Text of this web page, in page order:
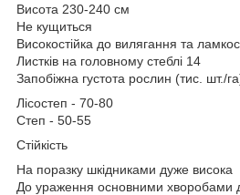
Висота 230-240 см
Не кущиться
Високостійка до вилягання та
Листків на головному стеблі 14
Запобіжна густота рослин (тис. шт./
Лісостеп - 70-80
Степ - 50-55
Стійкість
На поразку шкідниками дуже висока
До ураження основними хворобами